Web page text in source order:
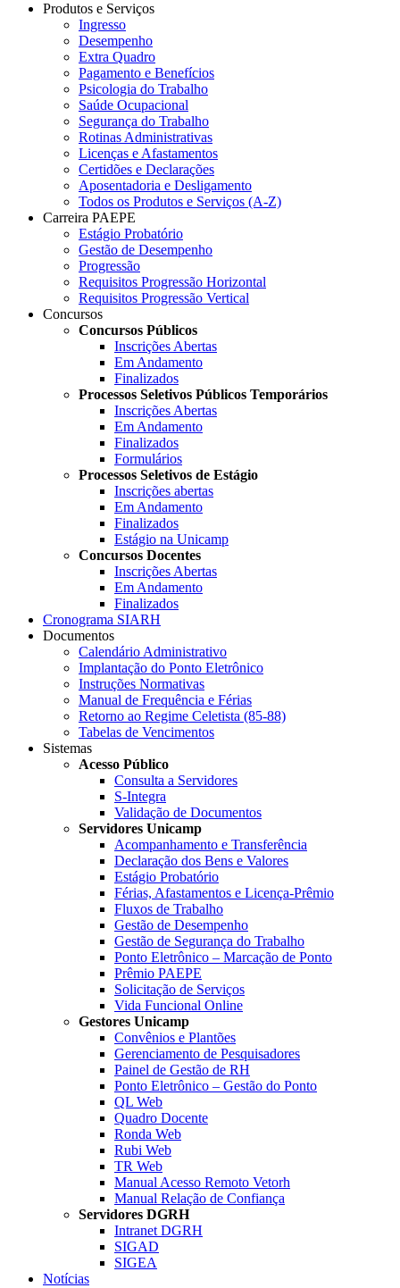
Produtos e Serviços
Ingresso
Desempenho
Extra Quadro
Pagamento e Benefícios
Psicologia do Trabalho
Saúde Ocupacional
Segurança do Trabalho
Rotinas Administrativas
Licenças e Afastamentos
Certidões e Declarações
Aposentadoria e Desligamento
Todos os Produtos e Serviços (A-Z)
Carreira PAEPE
Estágio Probatório
Gestão de Desempenho
Progressão
Requisitos Progressão Horizontal
Requisitos Progressão Vertical
Concursos
Concursos Públicos
Inscrições Abertas
Em Andamento
Finalizados
Processos Seletivos Públicos Temporários
Inscrições Abertas
Em Andamento
Finalizados
Formulários
Processos Seletivos de Estágio
Inscrições abertas
Em Andamento
Finalizados
Estágio na Unicamp
Concursos Docentes
Inscrições Abertas
Em Andamento
Finalizados
Cronograma SIARH
Documentos
Calendário Administrativo
Implantação do Ponto Eletrônico
Instruções Normativas
Manual de Frequência e Férias
Retorno ao Regime Celetista (85-88)
Tabelas de Vencimentos
Sistemas
Acesso Público
Consulta a Servidores
S-Integra
Validação de Documentos
Servidores Unicamp
Acompanhamento e Transferência
Declaração dos Bens e Valores
Estágio Probatório
Férias, Afastamentos e Licença-Prêmio
Fluxos de Trabalho
Gestão de Desempenho
Gestão de Segurança do Trabalho
Ponto Eletrônico – Marcação de Ponto
Prêmio PAEPE
Solicitação de Serviços
Vida Funcional Online
Gestores Unicamp
Convênios e Plantões
Gerenciamento de Pesquisadores
Painel de Gestão de RH
Ponto Eletrônico – Gestão do Ponto
QL Web
Quadro Docente
Ronda Web
Rubi Web
TR Web
Manual Acesso Remoto Vetorh
Manual Relação de Confiança
Servidores DGRH
Intranet DGRH
SIGAD
SIGEA
Notícias